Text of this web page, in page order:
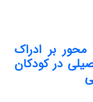
بر ادراک
در کودکان